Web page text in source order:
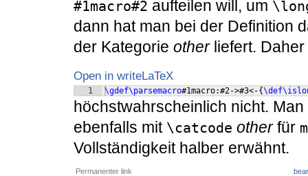
#1macro#2 aufteilen will, um
dann hat man bei der Definition
der Kategorie otherliefert. Daher
Open in writeLaTeX
1 \gdef\parsemacro#1macro:#2->#3<-{
höchstwahrscheinlich nicht.
ebenfalls mit \catcode otherfür m
Vollständigkeit halber erwähnt.
Permanenter link